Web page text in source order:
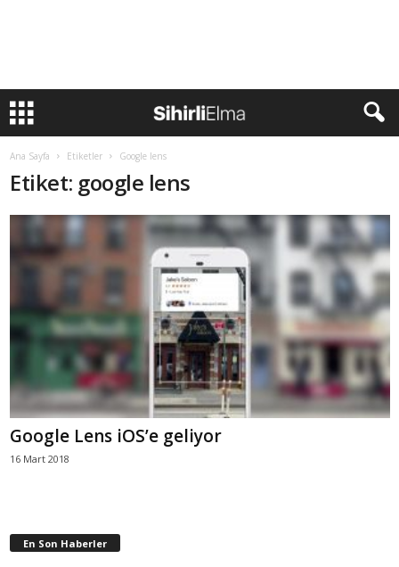
Ana Sayfa Etiketler Google lens
Etiket: google lens
Google Lens iOS’e geliyor
16 Mart 2018
En Son Haberler